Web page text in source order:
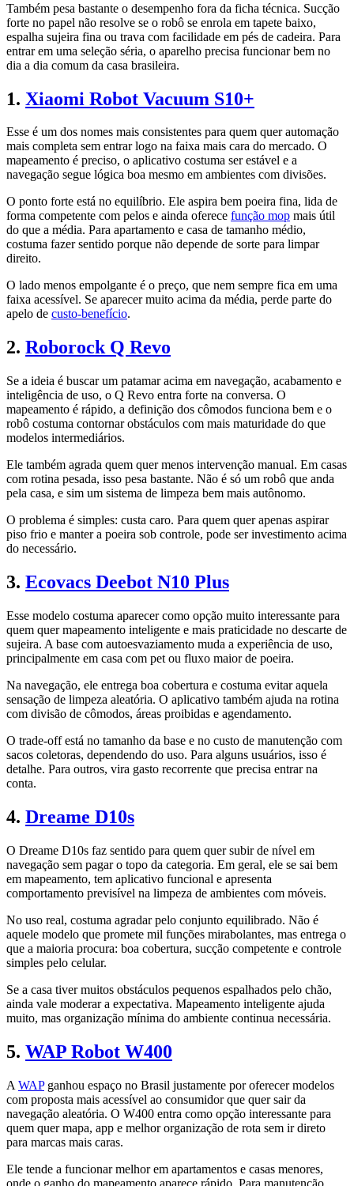
Também pesa bastante o desempenho fora da ficha técnica. Sucção
forte no papel não resolve se o robô se enrola em tapete baixo,
espalha sujeira fina ou trava com facilidade em pés de cadeira. Para
entrar em uma seleção séria, o aparelho precisa funcionar bem no
dia a dia comum da casa brasileira.
1. Xiaomi Robot Vacuum S10+
Esse é um dos nomes mais consistentes para quem quer automação
mais completa sem entrar logo na faixa mais cara do mercado. O
mapeamento é preciso, o aplicativo costuma ser estável e a
navegação segue lógica boa mesmo em ambientes com divisões.
O ponto forte está no equilíbrio. Ele aspira bem poeira fina, lida de
forma competente com pelos e ainda oferece função mop mais útil
do que a média. Para apartamento e casa de tamanho médio,
costuma fazer sentido porque não depende de sorte para limpar
direito.
O lado menos empolgante é o preço, que nem sempre fica em uma
faixa acessível. Se aparecer muito acima da média, perde parte do
apelo de custo-benefício.
2. Roborock Q Revo
Se a ideia é buscar um patamar acima em navegação, acabamento e
inteligência de uso, o Q Revo entra forte na conversa. O
mapeamento é rápido, a definição dos cômodos funciona bem e o
robô costuma contornar obstáculos com mais maturidade do que
modelos intermediários.
Ele também agrada quem quer menos intervenção manual. Em casas
com rotina pesada, isso pesa bastante. Não é só um robô que anda
pela casa, e sim um sistema de limpeza bem mais autônomo.
O problema é simples: custa caro. Para quem quer apenas aspirar
piso frio e manter a poeira sob controle, pode ser investimento acima
do necessário.
3. Ecovacs Deebot N10 Plus
Esse modelo costuma aparecer como opção muito interessante para
quem quer mapeamento inteligente e mais praticidade no descarte de
sujeira. A base com autoesvaziamento muda a experiência de uso,
principalmente em casa com pet ou fluxo maior de poeira.
Na navegação, ele entrega boa cobertura e costuma evitar aquela
sensação de limpeza aleatória. O aplicativo também ajuda na rotina
com divisão de cômodos, áreas proibidas e agendamento.
O trade-off está no tamanho da base e no custo de manutenção com
sacos coletoras, dependendo do uso. Para alguns usuários, isso é
detalhe. Para outros, vira gasto recorrente que precisa entrar na
conta.
4. Dreame D10s
O Dreame D10s faz sentido para quem quer subir de nível em
navegação sem pagar o topo da categoria. Em geral, ele se sai bem
em mapeamento, tem aplicativo funcional e apresenta
comportamento previsível na limpeza de ambientes com móveis.
No uso real, costuma agradar pelo conjunto equilibrado. Não é
aquele modelo que promete mil funções mirabolantes, mas entrega o
que a maioria procura: boa cobertura, sucção competente e controle
simples pelo celular.
Se a casa tiver muitos obstáculos pequenos espalhados pelo chão,
ainda vale moderar a expectativa. Mapeamento inteligente ajuda
muito, mas organização mínima do ambiente continua necessária.
5. WAP Robot W400
A WAPganhou espaço no Brasil justamente por oferecer modelos
com proposta mais acessível ao consumidor que quer sair da
navegação aleatória. O W400 entra como opção interessante para
quem quer mapa, app e melhor organização de rota sem ir direto
para marcas mais caras.
Ele tende a funcionar melhor em apartamentos e casas menores,
onde o ganho do mapeamento aparece rápido. Para manutenção